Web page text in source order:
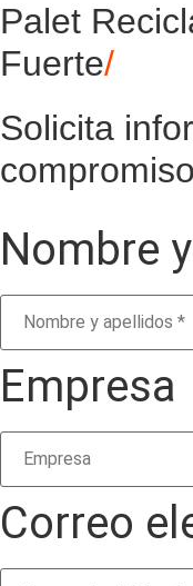
Palet
Fuerte/
Solicita
compromiso
Nombre
Empresa
Correo